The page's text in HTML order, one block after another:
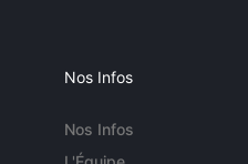
Nos Infos
Nos Infos